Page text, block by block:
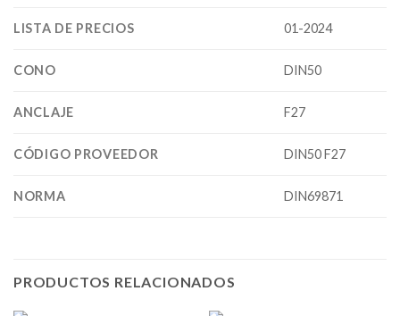
LISTA DE PRECIOS 01-2024
CONO DIN50
ANCLAJE F27
CÓDIGO PROVEEDOR DIN50 F27
NORMA DIN69871
PRODUCTOS RELACIONADOS